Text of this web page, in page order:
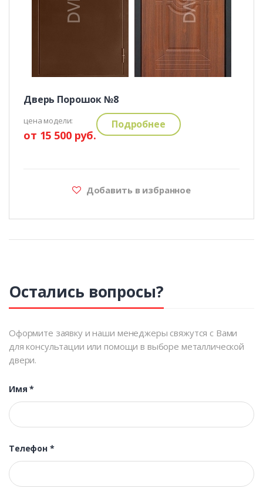
Дверь Порошок №8
цена модели:
от 15 500 руб.
Подробнее
Добавить в избранное
Остались вопросы?
Оформите заявку и наши менеджеры свяжутся с Вами
для консультации или помощи в выборе металлической
двери.
Имя*
Телефон *